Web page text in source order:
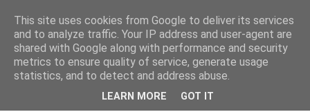
Briançon, Mont-Dauphin,
Vauban Unesco Hautes-
This site uses cookies from Google to deliver its services
and to analyze traffic. Your IP address and user-agent are
shared with Google along with performance and security
metrics to ensure quality of service, generate usage
statistics, and to detect and address abuse.
LEARN MORE GOT IT